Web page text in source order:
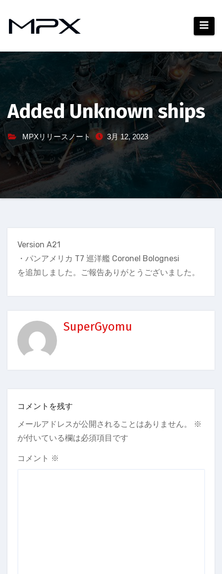
ツ
ッAdded Unknown ships
MPXリリースノート 3月 12, 2023
Version A21
・パンアメリカ T7 巡洋艦 Coronel Bolognesi
を追加しました。ご報告ありがとうございました。
SuperGyomu
コメントを残す
メールアドレスが公開されることはありません。
※
が付いている欄は必須項目です
コメント ※